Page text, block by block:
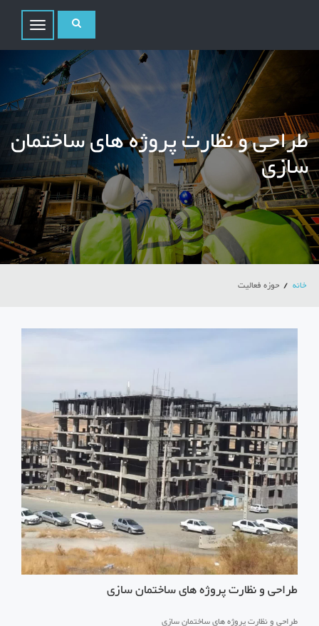
Toggle
طراحی و نظارت پروژه های ساختمان
سازی
خانه حوزه فعالیت
طراحی و نظارت پروژه های ساختمان سازی
طراحی و نظارت پروژه های ساختمان سازی